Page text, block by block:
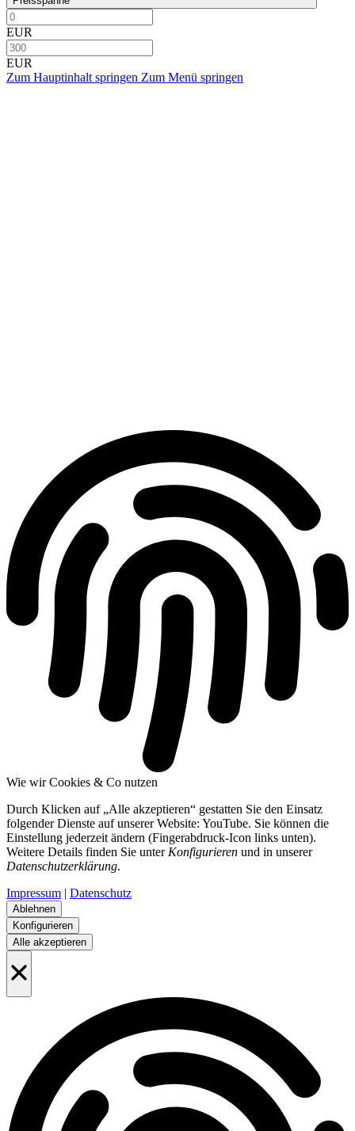
EUR
EUR
Zum Hauptinhalt springen Zum Menü springen
Wie wir Cookies & Co nutzen
Durch Klicken auf „Alle akzeptieren“ gestatten Sie den Einsatz
folgender Dienste auf unserer Website: YouTube. Sie können die
Einstellung jederzeit ändern (Fingerabdruck-Icon links unten).
Weitere Details finden Sie unter Konfigurieren und in unserer
Datenschutzerklärung.
Impressum | Datenschutz
Ablehnen
Konfigurieren
Alle akzeptieren